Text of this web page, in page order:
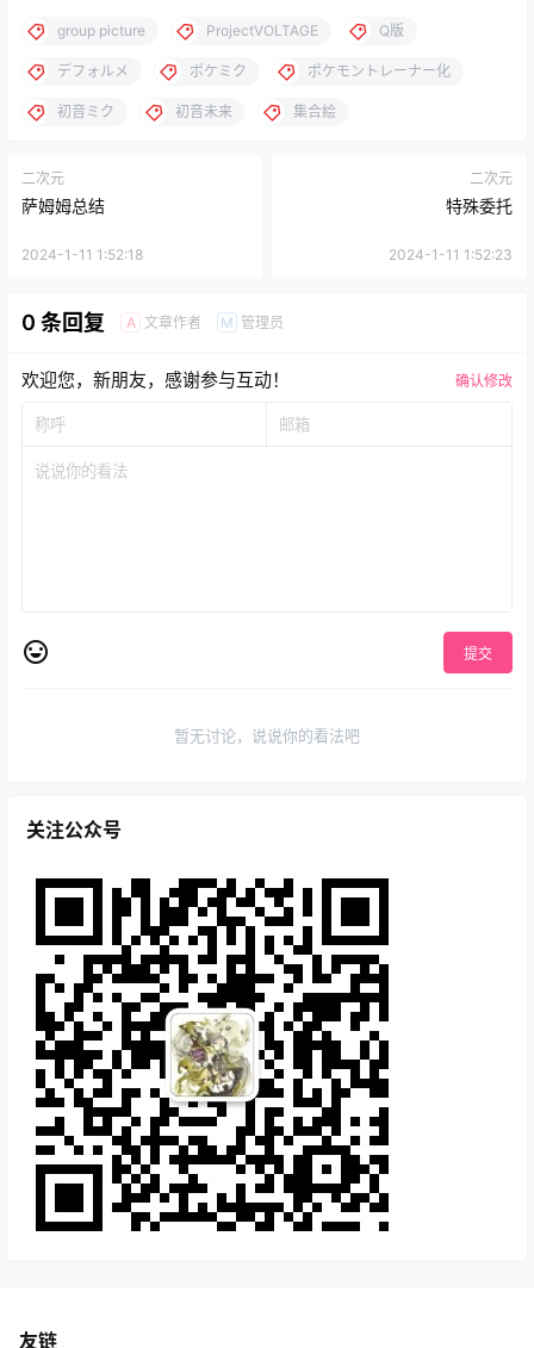
group picture ProjectVOLTAGE Q版
デフォルメ ポケミク ポケモントレーナー化
初音ミク 初音未来 集合絵
二次元
萨姆姆总结
2024-1-11 1:52:18
二次元
特殊委托
2024-1-11 1:52:23
0 条回复 A 文章作者 M 管理员
欢迎您，新朋友，感谢参与互动！ 确认修改
提交
暂无讨论，说说你的看法吧
关注公众号
友链